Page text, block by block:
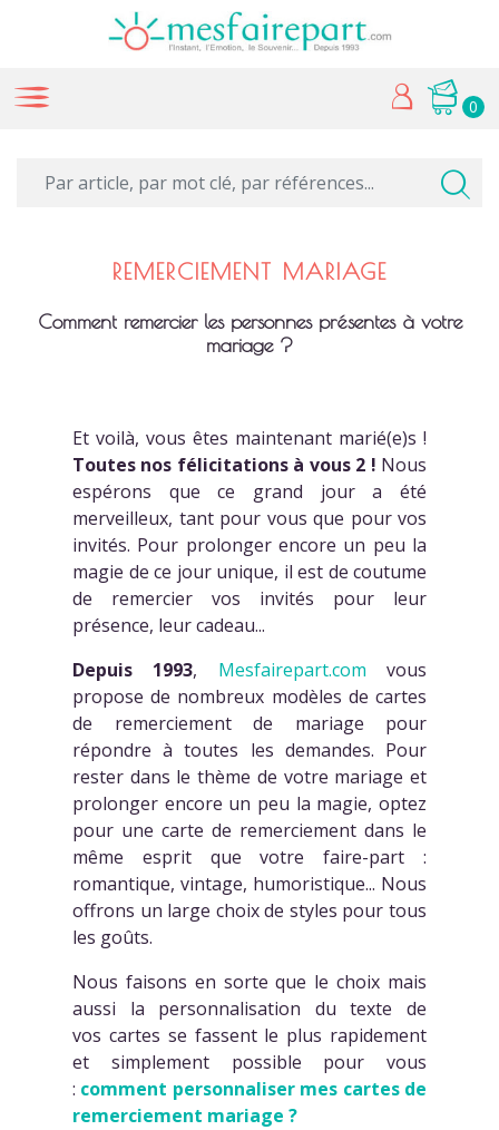
0
REMERCIEMENT MARIAGE
Comment remercier les personnes présentes à votre
mariage ?
Et voilà, vous êtes maintenant marié(e)s !
Toutes nos félicitations à vous 2 ! Nous
espérons que ce grand jour a été
merveilleux, tant pour vous que pour vos
invités. Pour prolonger encore un peu la
magie de ce jour unique, il est de coutume
de remercier vos invités pour leur
présence, leur cadeau...
Depuis 1993, Mesfairepart.com vous
propose de nombreux modèles de cartes
de remerciement de mariage pour
répondre à toutes les demandes. Pour
rester dans le thème de votre mariage et
prolonger encore un peu la magie, optez
pour une carte de remerciement dans le
même esprit que votre faire-part :
romantique, vintage, humoristique... Nous
offrons un large choix de styles pour tous
les goûts.
Nous faisons en sorte que le choix mais
aussi la personnalisation du texte de
vos cartes se fassent le plus rapidement
et simplement possible pour vous
: comment personnaliser mes cartes de
remerciement mariage ?